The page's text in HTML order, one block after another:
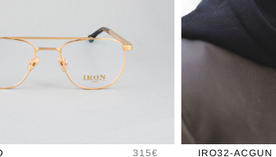
Prix
315€ IRO32-ACGUN